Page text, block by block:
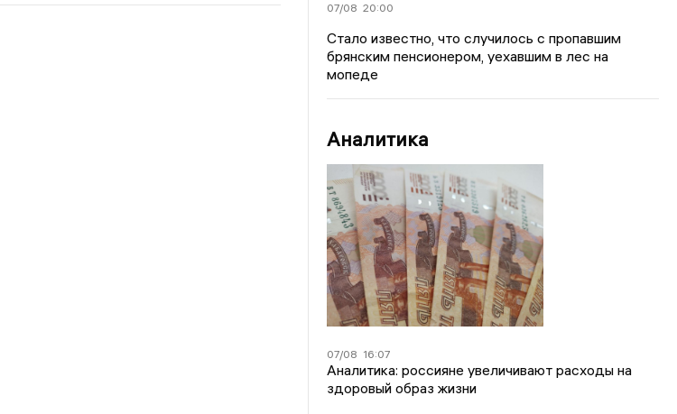
07/08 20:00
Стало известно, что случилось с пропавшим
брянским пенсионером, уехавшим в лес на
мопеде
Аналитика
07/08 16:07
Аналитика: россияне увеличивают расходы на
здоровый образ жизни